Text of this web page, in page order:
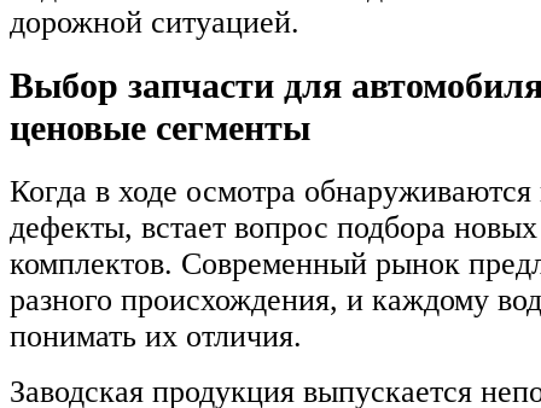
дорожной ситуацией.
Выбор запчасти для
ценовые сегменты
Когда в ходе осмотра обнаруживаются
дефекты, встает вопрос подбора
комплектов. Современный рынок
разного происхождения, и каждому
понимать их отличия.
Заводская продукция выпускается